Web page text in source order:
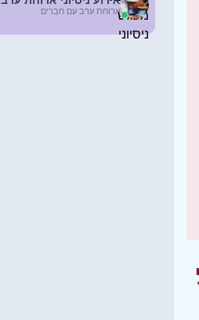
ארוחת ערב עם חברים